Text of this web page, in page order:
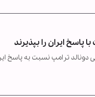
پاسخ ایران را بپذیرند
دونالد ترامپ نسبت به پاسخ